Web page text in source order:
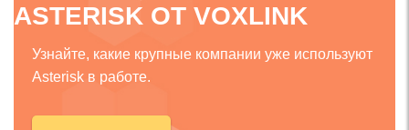
ASTERISK ОТ VOXLINK
Узнайте, какие крупные компании уже используют
Asterisk в работе.